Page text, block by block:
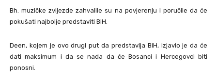
Bh. muzičke zvijezde zahvalile su na povjerenju i poručile da će
pokušati najbolje predstaviti BiH.
Deen, kojem je ovo drugi put da predstavlja BiH, izjavio je da će
dati maksimum i da se nada da će Bosanci i Hercegovci biti
ponosni.